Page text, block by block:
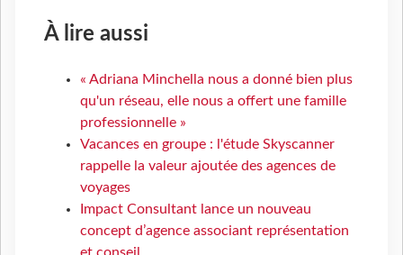
À lire aussi
« Adriana Minchella nous a donné bien plus
qu'un réseau, elle nous a offert une famille
professionnelle »
Vacances en groupe : l'étude Skyscanner
rappelle la valeur ajoutée des agences de
voyages
Impact Consultant lance un nouveau
concept d’agence associant représentation